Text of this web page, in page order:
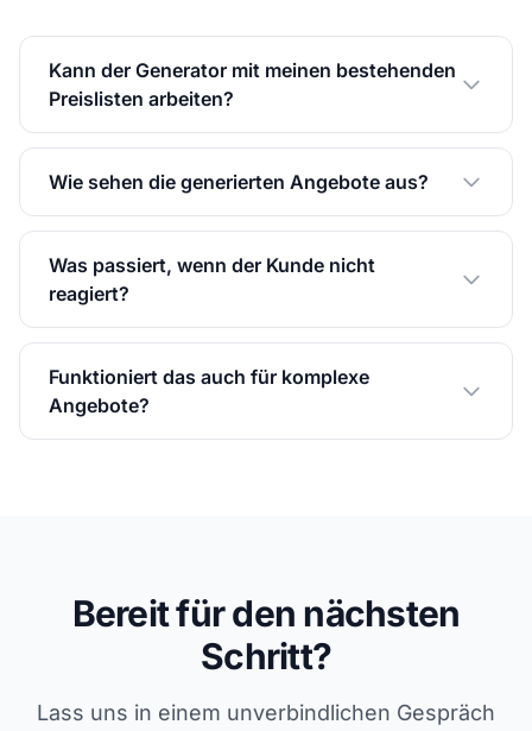
Kann der Generator mit meinen bestehenden
Preislisten arbeiten?
Wie sehen die generierten Angebote aus?
Was passiert, wenn der Kunde nicht
reagiert?
Funktioniert das auch für komplexe
Angebote?
Bereit für den nächsten
Schritt?
Lass uns in einem unverbindlichen Gespräch